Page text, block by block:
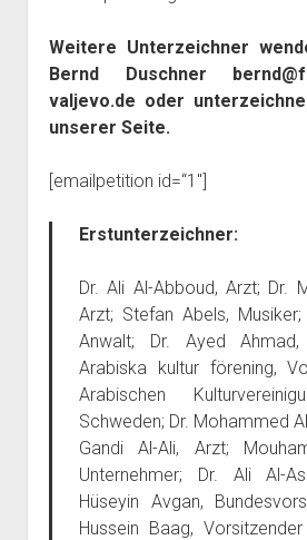
Weitere Unterzeichner
Bernd Duschner
valjevo.de oder
unserer Seite.
[emailpetition id=“1″]
Erstunterzeichner:
Dr. Ali Al-Abboud, Arzt; Dr.
Arzt; Stefan Abels,
Anwalt; Dr. Ayed
Arabiska kultur förening,
Arabischen
Schweden; Dr. Mohammed
Gandi Al-Ali, Arzt;
Unternehmer; Dr. Ali Al-
Hüseyin Avgan,
Hussein Baag,